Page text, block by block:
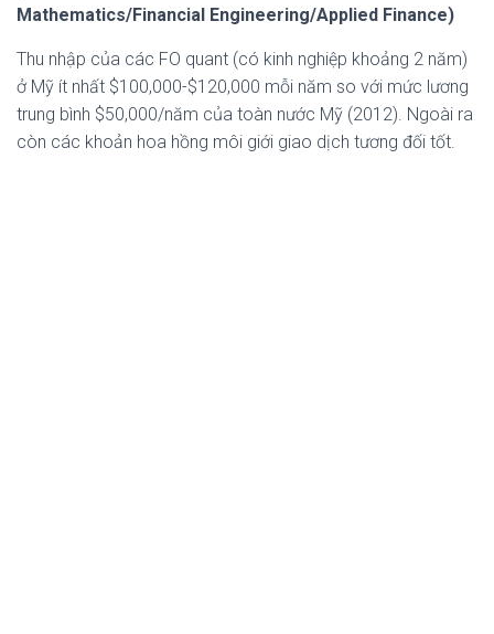
Mathematics/Financial Engineering/Applied Finance)
Thu nhập của các FO quant (có kinh nghiệp khoảng 2 năm)
ở Mỹ ít nhất $100,000-$120,000 mỗi năm so với mức lương
trung bình $50,000/năm của toàn nước Mỹ (2012). Ngoài ra
còn các khoản hoa hồng môi giới giao dịch tương đối tốt.